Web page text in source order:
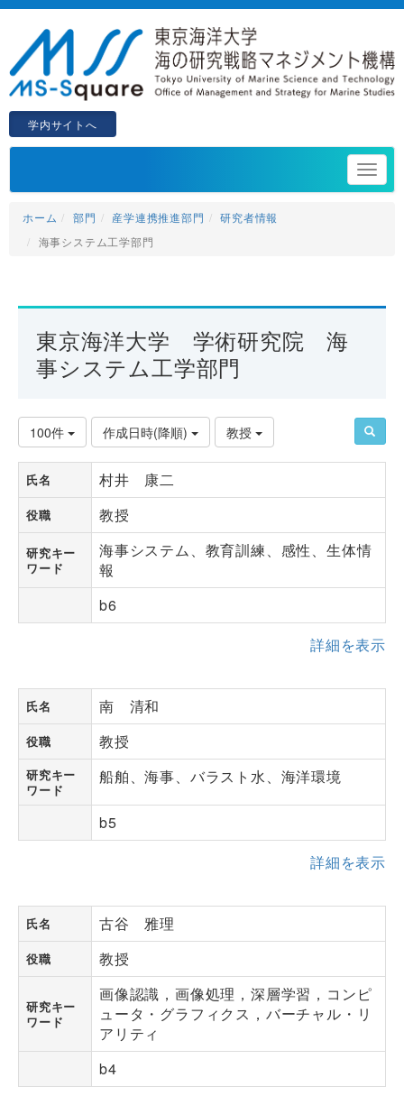
学内サイトへ
ホーム 部門 産学連携推進部門
研究者情報
海事システム工学部門
東京海洋大学 学術研究院 海
事システム工学部門
100件 作成日時(降順) 教授
氏名 村井 康二
役職 教授
研究キー
ワード
海事システム、教育訓練、感性、生体情
報
b6
詳細を表示
氏名 南 清和
役職 教授
研究キー
ワード
船舶、海事、バラスト水、海洋環境
b5
詳細を表示
氏名 古谷 雅理
役職 教授
研究キー
ワード
画像認識，画像処理，深層学習，コンピ
ュータ・グラフィクス，バーチャル・リ
アリティ
b4